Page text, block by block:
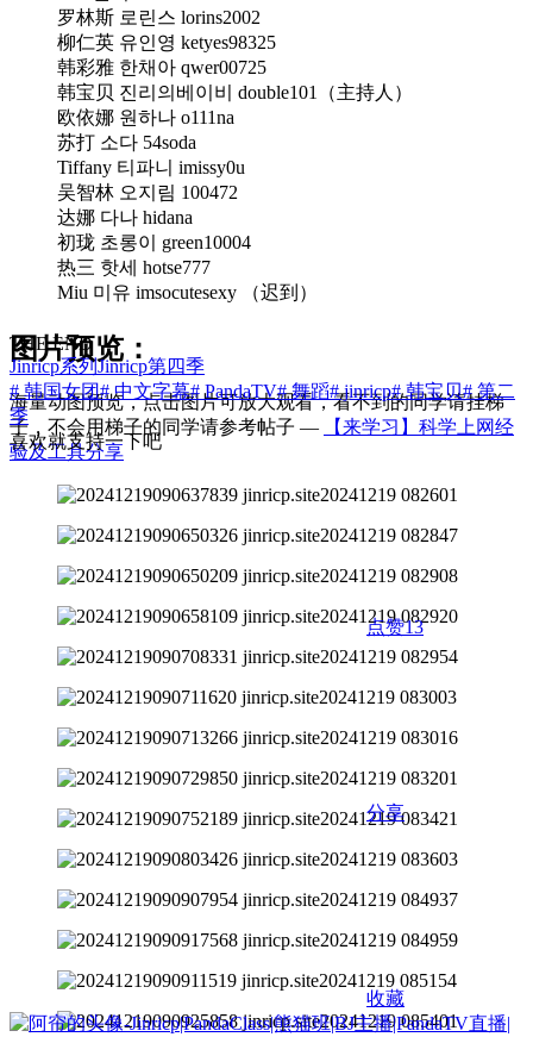
罗林斯 로린스 lorins2002
柳仁英 유인영 ketyes98325
韩彩雅 한채아 qwer00725
韩宝贝 진리의베이비 double101（主持人）
欧依娜 원하나 o111na
苏打 소다 54soda
Tiffany 티파니 imissy0u
吴智林 오지림 100472
达娜 다나 hidana
初珑 초롱이 green10004
热三 핫세 hotse777
Miu 미유 imsocutesexy （迟到）
图片预览：
海量动图预览，点击图片可放大观看，看不到的同学请挂梯
子，不会用梯子的同学请参考帖子 —
【来学习】科学上网经
验及工具分享
THE END
Jinricp系列Jinricp第四季
# 韩国女团# 中文字幕# PandaTV# 舞蹈# jinricp# 韩宝贝# 第二
季
喜欢就支持一下吧
点赞13
分享
收藏